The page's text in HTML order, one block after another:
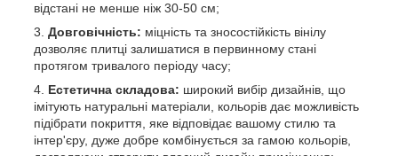
відстані не менше ніж 30-50 см;
Довговічність: міцність та зносостійкість вінілу
дозволяє плитці залишатися в первинному стані
протягом тривалого періоду часу;
Естетична складова: широкий вибір дизайнів, що
імітують натуральні матеріали, кольорів дає можливість
підібрати покриття, яке відповідає вашому стилю та
інтер'єру, дуже добре комбінується за гамою кольорів,